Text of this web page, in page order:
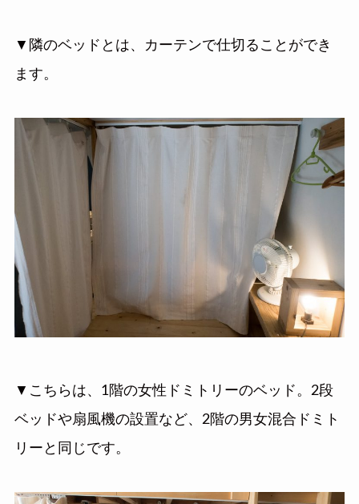
▼隣のベッドとは、カーテンで仕切ることができ
ます。
▼こちらは、1階の女性ドミトリーのベッド。2段
ベッドや扇風機の設置など、2階の男女混合ドミト
リーと同じです。